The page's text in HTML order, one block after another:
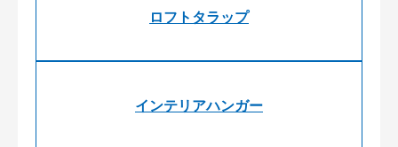
ロフトタラップ
インテリアハンガー